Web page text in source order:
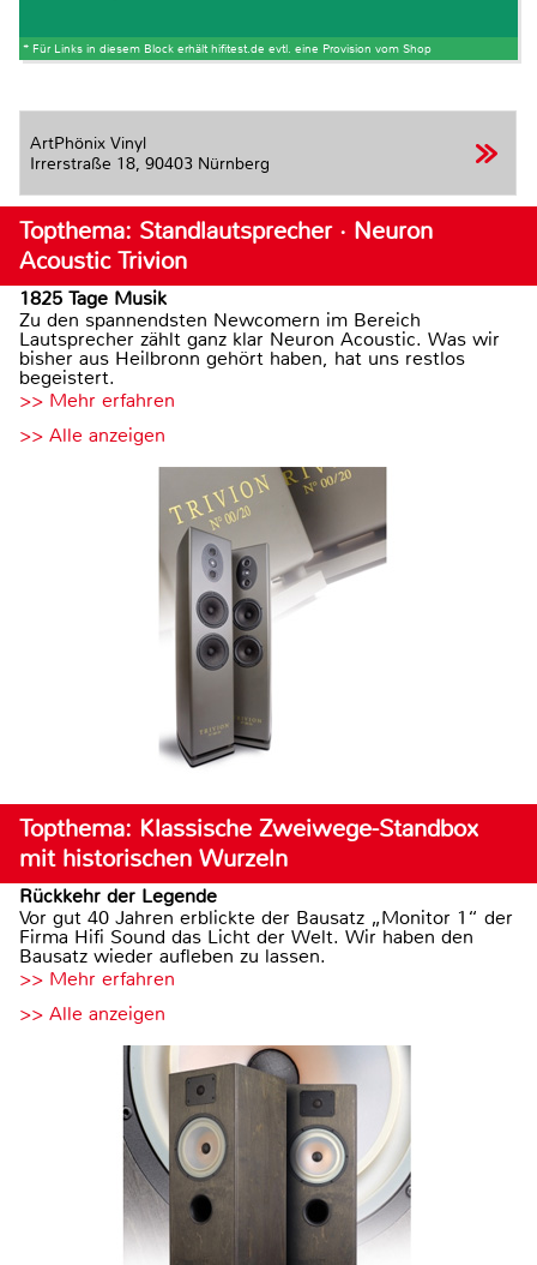
* Für Links in diesem Block erhält hifitest.de evtl. eine Provision vom Shop
ArtPhönix Vinyl
Irrerstraße 18, 90403 Nürnberg
Topthema: Standlautsprecher · Neuron
Acoustic Trivion
1825 Tage Musik
Zu den spannendsten Newcomern im Bereich
Lautsprecher zählt ganz klar Neuron Acoustic. Was wir
bisher aus Heilbronn gehört haben, hat uns restlos
begeistert.
>> Mehr erfahren
>> Alle anzeigen
Topthema: Klassische Zweiwege-Standbox
mit historischen Wurzeln
Rückkehr der Legende
Vor gut 40 Jahren erblickte der Bausatz „Monitor 1“ der
Firma Hifi Sound das Licht der Welt. Wir haben den
Bausatz wieder aufleben zu lassen.
>> Mehr erfahren
>> Alle anzeigen